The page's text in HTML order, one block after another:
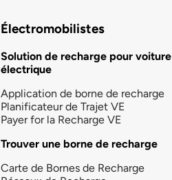
Électromobilistes
Solution de recharge pour voiture
électrique
Application de borne de recharge
Planificateur de Trajet VE
Payer for la Recharge VE
Trouver une borne de recharge
Carte de Bornes de Recharge